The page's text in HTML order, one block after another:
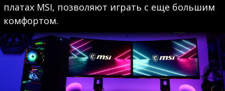
платах MSI, позволяют играть с еще большим
комфортом.